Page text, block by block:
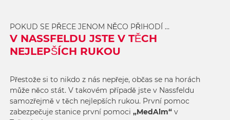
POKUD SE PŘECE JENOM NĚCO PŘIHODÍ …
V NASSFELDU JSTE V TĚCH
NEJLEPŠÍCH RUKOU
Přestože si to nikdo z nás nepřeje, občas se na horách
může něco stát. V takovém případě jste v Nassfeldu
samozřejmě v těch nejlepších rukou. První pomoc
zabezpečuje stanice první pomoci „MedAlm“ v